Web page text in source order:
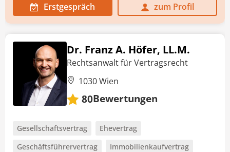
Erstgespräch zum Profil
Dr. Franz A. Höfer, LL.M.
Rechtsanwalt für Vertragsrecht
1030 Wien
80Bewertungen
Gesellschaftsvertrag
Ehevertrag
Geschäftsführervertrag
Immobilienkaufvertrag